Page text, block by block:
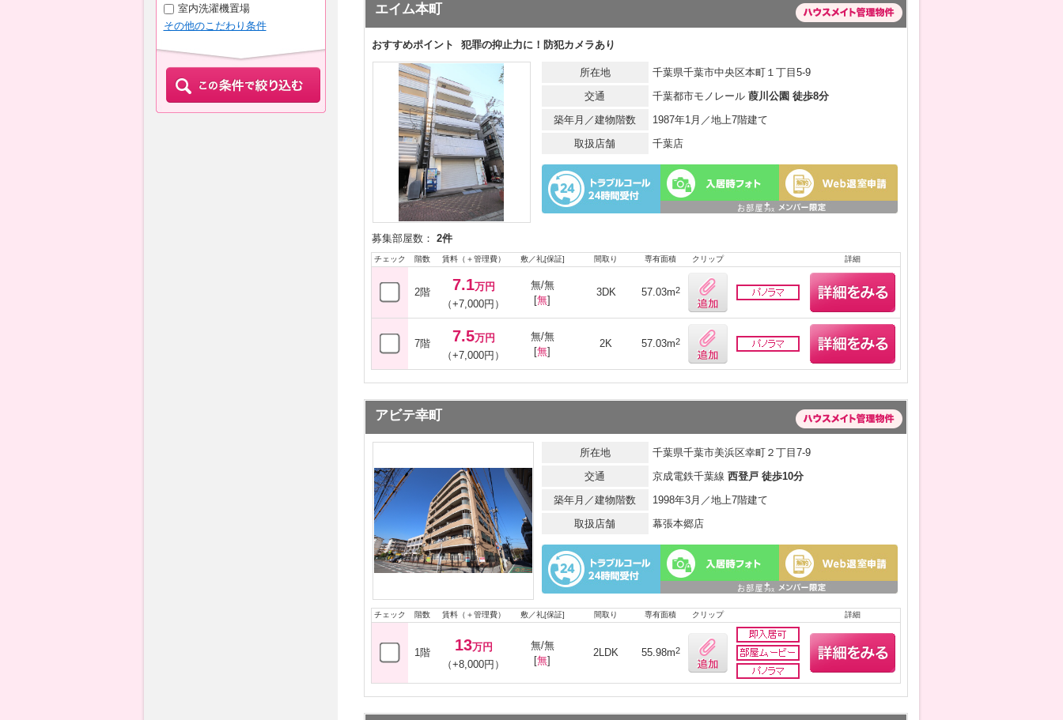
室内洗濯機置場
その他のこだわり条件
エイム本町
おすすめポイント 犯罪の抑止力に！防犯カメラあり
所在地
千葉県千葉市中央区本町１丁目5-9
交通
千葉都市モノレール葭川公園 徒歩8分
築年月／建物階数
1987年1月／地上7階建て
取扱店舗
千葉店
募集部屋数： 2件
チェック 階数 賃料（＋管理費） 敷／礼[保証] 間取り 専有面積 クリップ 詳細
2階 7.1万円
（+7,000円）
無/無
[無]
3DK 57.03m2
7階 7.5万円
（+7,000円）
無/無
[無]
2K 57.03m2
アビテ幸町
所在地
千葉県千葉市美浜区幸町２丁目7-9
交通
京成電鉄千葉線 西登戸 徒歩10分
築年月／建物階数
1998年3月／地上7階建て
取扱店舗
幕張本郷店
チェック 階数 賃料（＋管理費） 敷／礼[保証] 間取り 専有面積 クリップ 詳細
1階 13万円
（+8,000円）
無/無
[無]
2LDK 55.98m2